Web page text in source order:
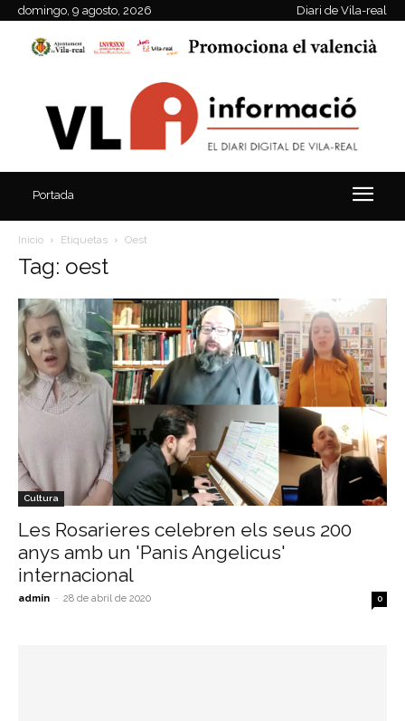
domingo, 9 agosto, 2026 Diari de Vila-real
Portada
Inicio Etiquetas Oest
Tag: oest
Cultura
Les Rosarieres celebren els seus 200
anys amb un 'Panis Angelicus'
internacional
admin - 28 de abril de 2020 0